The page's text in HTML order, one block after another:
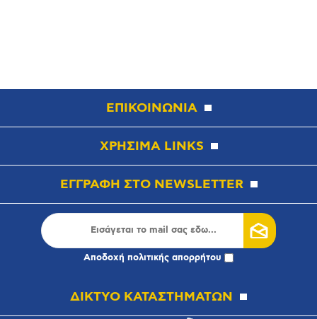
ΕΠΙΚΟΙΝΩΝΙΑ
ΧΡΗΣΙΜΑ LINKS
ΕΓΓΡΑΦΗ ΣΤΟ NEWSLETTER
Αποδοχή πολιτικής απορρήτου
ΔΙΚΤΥΟ ΚΑΤΑΣΤΗΜΑΤΩΝ